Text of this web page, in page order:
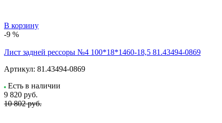
В корзину
-9 %
Лист задней рессоры №4 100*18*1460-18,5 81.43494-0869
Артикул: 81.43494-0869
Есть в наличии
9 820 руб.
10 802 руб.